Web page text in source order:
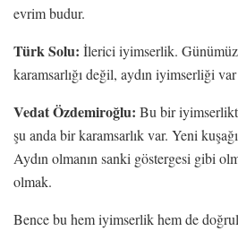
evrim budur.
Türk Solu: İlerici iyimserlik.
karamsarlığı değil, aydın iyimserliği
Vedat Özdemiroğlu: Bu bir
şu anda bir karamsarlık var. Yeni
Aydın olmanın sanki göstergesi gibi
olmak.
Bence bu hem iyimserlik hem de